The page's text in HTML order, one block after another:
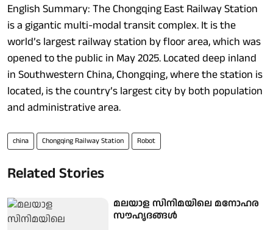
English Summary: The Chongqing East Railway Station
is a gigantic multi-modal transit complex. It is the
world’s largest railway station by floor area, which was
opened to the public in May 2025. Located deep inland
in Southwestern China, Chongqing, where the station is
located, is the country’s largest city by both population
and administrative area.
china Chongqing Railway Station Robot
Related Stories
മലയാള സിനിമയിലെ മനോഹര
സൗഹൃദങ്ങൾ